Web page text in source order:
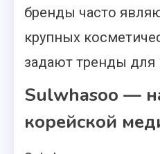
бренды часто
крупных
задают тренды для
Sulwhasoo —
корейской